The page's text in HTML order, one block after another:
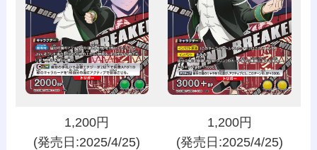
1,200円
(発売日:2025/4/25)
1,200円
(発売日:2025/4/25)